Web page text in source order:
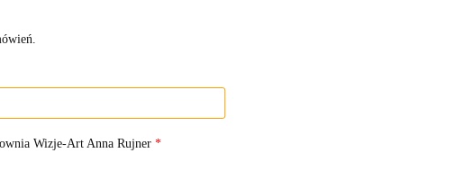
Wizje-Art Anna Rujner*